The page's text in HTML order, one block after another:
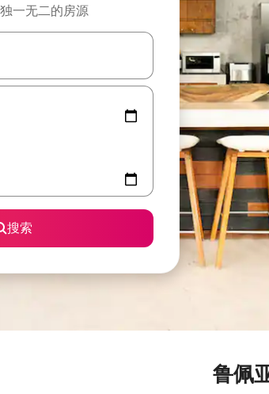
一无二的房源
下方向键查看，或通过点击或滑动手势浏览。
搜索
鲁佩